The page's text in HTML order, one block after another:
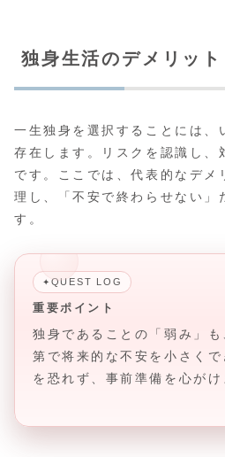
独身生活のデメリット
一生独身を選択することには、
存在します。リスクを認識し、
です。ここでは、代表的なデメ
理し、「不安で終わらせない」
す。
✦ QUEST LOG
重要ポイント
独身であることの「弱み」
第で将来的な不安を小さく
を恐れず、事前準備を心がけ